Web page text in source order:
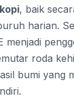
, baik
harian.
menjadi
roda
bumi yang